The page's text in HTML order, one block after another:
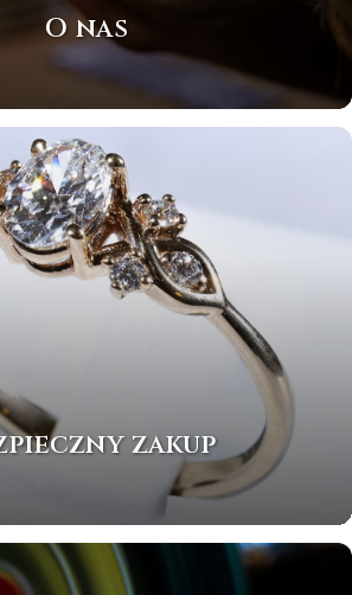
O nas
zakup